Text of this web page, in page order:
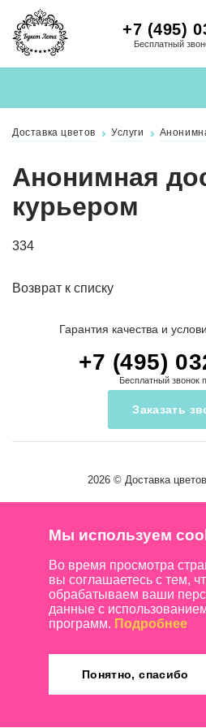
+7 (495)
Бесплатный
Доставка цветов Услуги
Анонимная
курьером
334
Возврат к списку
Гарантия качества и
+7 (495)
Бесплатный звонок
Заказать
2026 © Доставка цветов
Мы используем
Во время просмотра
вы соглашаетесь с тем,
обрабатываем ваши
данные с
программ. Подробнее
Понятно, спасибо